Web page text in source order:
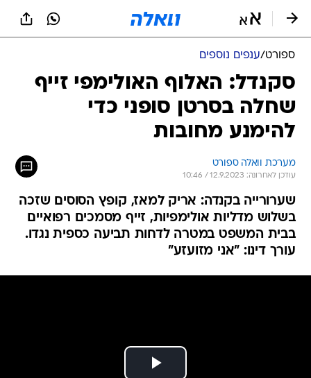
ספורט/ענפים נוספים
סקנדל: האלוף האולימפי זייף
שחלה בסרטן סופני כדי
להימנע מחובות
מערכת וואלה ספורט
עודכן לאחרונה: 12.9.2023 / 10:46
שערורייה בקנדה: אריק למאז, קופץ הסוסים שזכה
בשלוש מדליות אולימפיות, זייף מסמכים רפואיים
בבית המשפט במטרה לדחות תביעה כספית נגדו.
עורך דינו: "אני מזועזע"